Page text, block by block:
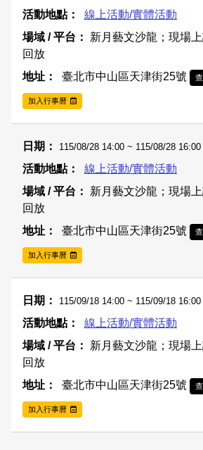
線上活動/實體活動
新月藝文沙龍；現場
回放
臺北市中山區天津街25號
加入行事曆
115/08/28 14:00 ~ 115/08/28 16:00
線上活動/實體活動
新月藝文沙龍；現場
回放
臺北市中山區天津街25號
加入行事曆
115/09/18 14:00 ~ 115/09/18 16:00
線上活動/實體活動
新月藝文沙龍；現場
回放
臺北市中山區天津街25號
加入行事曆